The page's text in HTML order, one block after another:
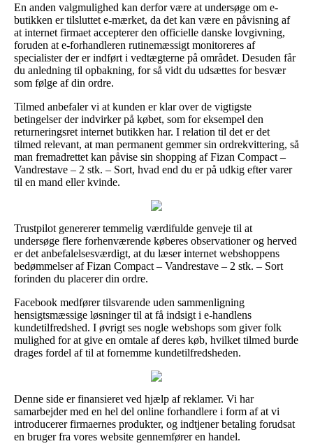
En anden valgmulighed kan derfor være at undersøge om e-
butikken er tilsluttet e-mærket, da det kan være en påvisning af
at internet firmaet accepterer den officielle danske lovgivning,
foruden at e-forhandleren rutinemæssigt monitoreres af
specialister der er indført i vedtægterne på området. Desuden får
du anledning til opbakning, for så vidt du udsættes for besvær
som følge af din ordre.
Tilmed anbefaler vi at kunden er klar over de vigtigste
betingelser der indvirker på købet, som for eksempel den
returneringsret internet butikken har. I relation til det er det
tilmed relevant, at man permanent gemmer sin ordrekvittering, så
man fremadrettet kan påvise sin shopping af Fizan Compact –
Vandrestave – 2 stk. – Sort, hvad end du er på udkig efter varer
til en mand eller kvinde.
Trustpilot genererer temmelig værdifulde genveje til at
undersøge flere forhenværende køberes observationer og herved
er det anbefalelsesværdigt, at du læser internet webshoppens
bedømmelser af Fizan Compact – Vandrestave – 2 stk. – Sort
forinden du placerer din ordre.
Facebook medfører tilsvarende uden sammenligning
hensigtsmæssige løsninger til at få indsigt i e-handlens
kundetilfredshed. I øvrigt ses nogle webshops som giver folk
mulighed for at give en omtale af deres køb, hvilket tilmed burde
drages fordel af til at fornemme kundetilfredsheden.
Denne side er finansieret ved hjælp af reklamer. Vi har
samarbejder med en hel del online forhandlere i form af at vi
introducerer firmaernes produkter, og indtjener betaling forudsat
en bruger fra vores website gennemfører en handel.